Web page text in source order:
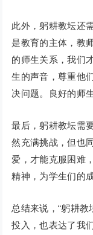
此外，躬耕教坛还
是教育的主体，教
的师生关系，我们
生的声音，尊重他
决问题。良好的师
最后，躬耕教坛需
然充满挑战，但也
爱，才能克服困难
精神，为学生们的
总结来说，“躬耕
投入，也表达了我